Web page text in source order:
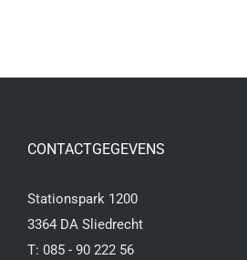
CONTACTGEGEVENS
Stationspark 1200
3364 DA Sliedrecht
T: 085 - 90 222 56